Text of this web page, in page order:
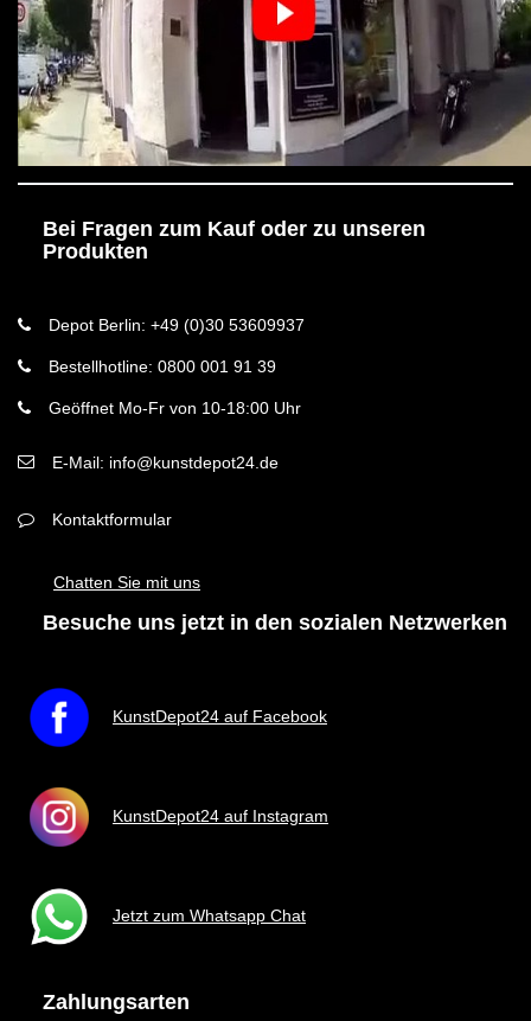
Bei Fragen zum Kauf oder zu unseren
Produkten
Depot Berlin: +49 (0)30 53609937
Bestellhotline: 0800 001 91 39
Geöffnet Mo-Fr von 10-18:00 Uhr
E-Mail: info@kunstdepot24.de
Kontaktformular
Chatten Sie mit uns
Besuche uns jetzt in den sozialen Netzwerken
KunstDepot24 auf Facebook
KunstDepot24 auf Instagram
Jetzt zum Whatsapp Chat
Zahlungsarten